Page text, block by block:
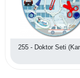
255 - Doktor Seti